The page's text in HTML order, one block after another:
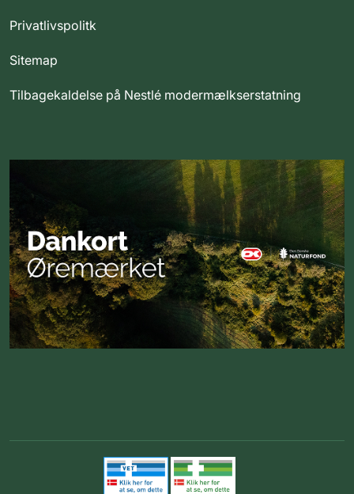
Privatlivspolitk
Sitemap
Tilbagekaldelse på Nestlé modermælkserstatning